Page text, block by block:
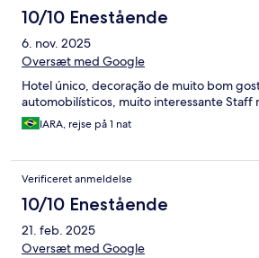
10/10 Enestående
6. nov. 2025
Oversæt med Google
Hotel único, decoração de muito bom
automobilísticos, muito interessante Staff
IARA, rejse på 1 nat
Verificeret anmeldelse
10/10 Enestående
21. feb. 2025
Oversæt med Google